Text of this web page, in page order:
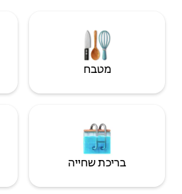
Wi‑Fi
חניה חינם במקום